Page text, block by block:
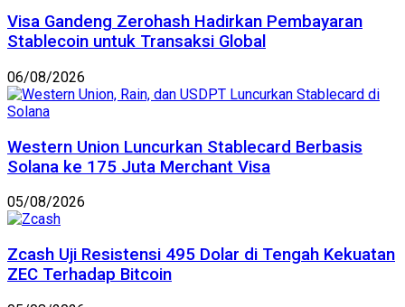
Visa Gandeng Zerohash Hadirkan Pembayaran
Stablecoin untuk Transaksi Global
06/08/2026
Western Union Luncurkan Stablecard Berbasis
Solana ke 175 Juta Merchant Visa
05/08/2026
Zcash Uji Resistensi 495 Dolar di Tengah Kekuatan
ZEC Terhadap Bitcoin